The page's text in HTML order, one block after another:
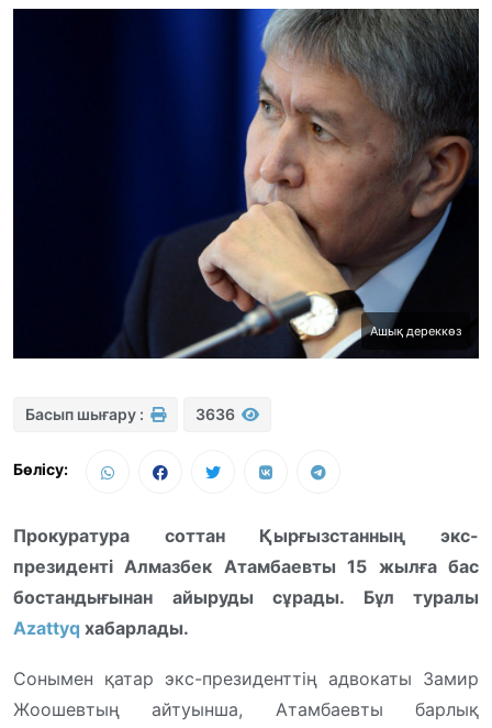
Ашық дереккөз
Басып шығару : 3636
Бөлісу:
Прокуратура соттан Қырғызстанның экс-
президенті Алмазбек Атамбаевты 15 жылға бас
бостандығынан айыруды сұрады. Бұл туралы
Аzattyq хабарлады.
Сонымен қатар экс-президенттің адвокаты Замир
Жоошевтың айтуынша, Атамбаевты барлық